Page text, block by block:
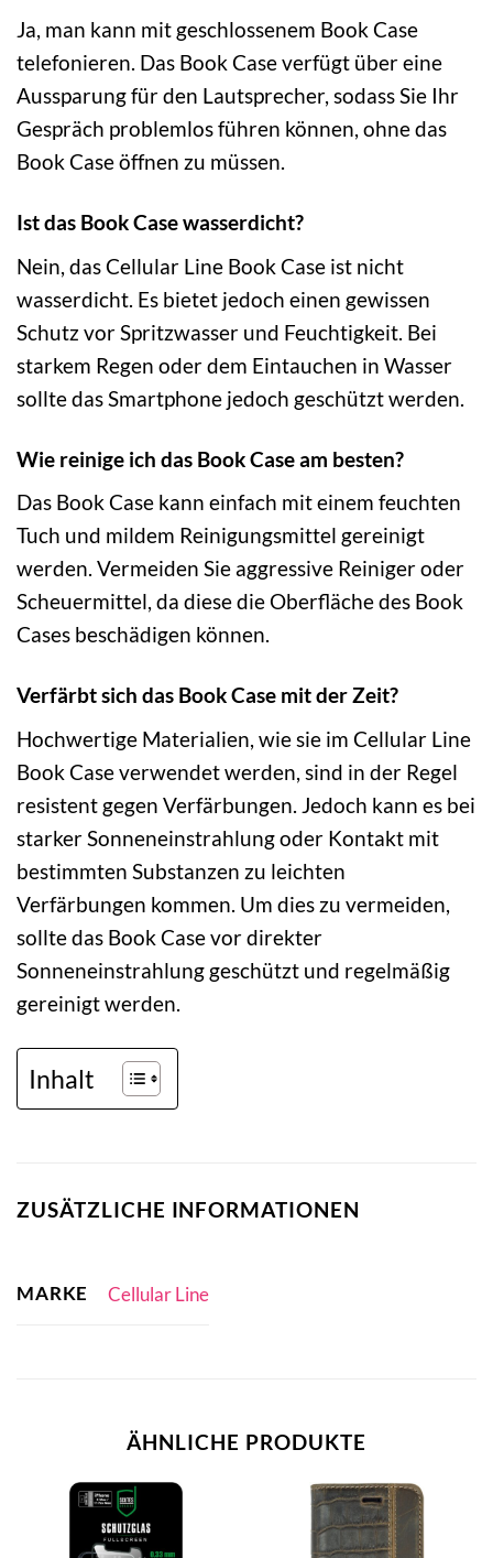
Ja, man kann mit geschlossenem Book Case
telefonieren. Das Book Case verfügt über eine
Aussparung für den Lautsprecher, sodass Sie Ihr
Gespräch problemlos führen können, ohne das
Book Case öffnen zu müssen.
Ist das Book Case wasserdicht?
Nein, das Cellular Line Book Case ist nicht
wasserdicht. Es bietet jedoch einen gewissen
Schutz vor Spritzwasser und Feuchtigkeit. Bei
starkem Regen oder dem Eintauchen in Wasser
sollte das Smartphone jedoch geschützt werden.
Wie reinige ich das Book Case am besten?
Das Book Case kann einfach mit einem feuchten
Tuch und mildem Reinigungsmittel gereinigt
werden. Vermeiden Sie aggressive Reiniger oder
Scheuermittel, da diese die Oberfläche des Book
Cases beschädigen können.
Verfärbt sich das Book Case mit der Zeit?
Hochwertige Materialien, wie sie im Cellular Line
Book Case verwendet werden, sind in der Regel
resistent gegen Verfärbungen. Jedoch kann es bei
starker Sonneneinstrahlung oder Kontakt mit
bestimmten Substanzen zu leichten
Verfärbungen kommen. Um dies zu vermeiden,
sollte das Book Case vor direkter
Sonneneinstrahlung geschützt und regelmäßig
gereinigt werden.
Inhalt
ZUSÄTZLICHE INFORMATIONEN
MARKE Cellular Line
ÄHNLICHE PRODUKTE